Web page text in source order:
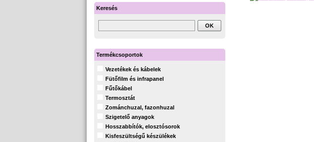
Keresés
Termékcsoportok
Vezetékek és kábelek
Fütőfilm és infrapanel
Fűtőkábel
Termosztát
Zománchuzal, fazonhuzal
Szigetelő anyagok
Hosszabbítók, elosztósorok
Kisfeszültségű készülékek